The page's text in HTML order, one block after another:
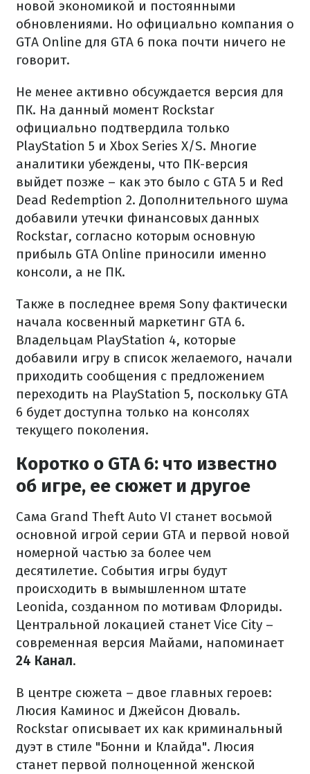
новой экономикой и постоянными
обновлениями. Но официально компания о
GTA Online для GTA 6 пока почти ничего не
говорит.
Не менее активно обсуждается версия для
ПК. На данный момент Rockstar
официально подтвердила только
PlayStation 5 и Xbox Series X/S. Многие
аналитики убеждены, что ПК-версия
выйдет позже – как это было с GTA 5 и Red
Dead Redemption 2. Дополнительного шума
добавили утечки финансовых данных
Rockstar, согласно которым основную
прибыль GTA Online приносили именно
консоли, а не ПК.
Также в последнее время Sony фактически
начала косвенный маркетинг GTA 6.
Владельцам PlayStation 4, которые
добавили игру в список желаемого, начали
приходить сообщения с предложением
переходить на PlayStation 5, поскольку GTA
6 будет доступна только на консолях
текущего поколения.
Коротко о GTA 6: что известно
об игре, ее сюжет и другое
Сама Grand Theft Auto VI станет восьмой
основной игрой серии GTA и первой новой
номерной частью за более чем
десятилетие. События игры будут
происходить в вымышленном штате
Leonida, созданном по мотивам Флориды.
Центральной локацией станет Vice City –
современная версия Майами, напоминает
24 Канал.
В центре сюжета – двое главных героев:
Люсия Каминос и Джейсон Дюваль.
Rockstar описывает их как криминальный
дуэт в стиле "Бонни и Клайда". Люсия
станет первой полноценной женской